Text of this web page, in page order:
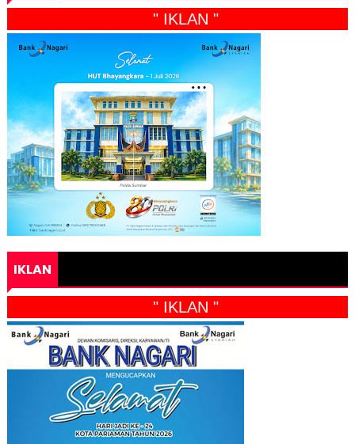
" IKLAN "
IKLAN
" IKLAN "